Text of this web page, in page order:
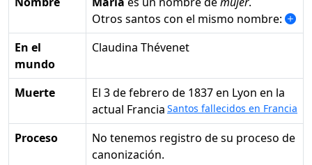
Otros santos con el mismo nombre:
En el
mundo
Claudina Thévenet
Muerte
el 3 de febrero de 1837 en Lyon en la
actual Francia Santos fallecidos en Francia
Proceso
No tenemos registro de su proceso de
canonización.